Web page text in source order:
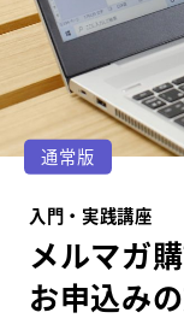
ライティング
学び方から
デジタル講座
個別指南講座
スクールマ
通常版
入門・実践講座
メルマガ
お申込み